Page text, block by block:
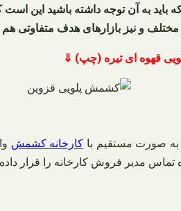
به آن توجه داشته باشید این
و نیز بازارهای هدف متفاوتی هم
قهوه ای تیره (چپ) ⇓
صورت مستقیم با کارخانه کشمش
مدیر فروش کارخانه را قرار داده